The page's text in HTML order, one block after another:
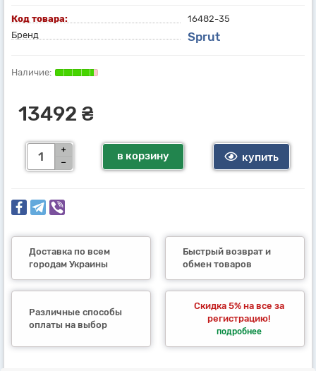
Код товара:
16482-35
Бренд
Sprut
13492 ₴
в корзину купить
Доставка по всем
городам Украины
Быстрый возврат и
обмен товаров
Различные способы
оплаты на выбор
Скидка 5% на все за
регистрацию!
подробнее